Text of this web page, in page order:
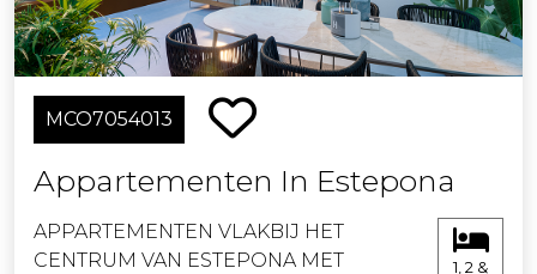
MCO7054013
Appartementen In Estepona
APPARTEMENTEN VLAKBIJ HET
CENTRUM VAN ESTEPONA MET
1, 2 &